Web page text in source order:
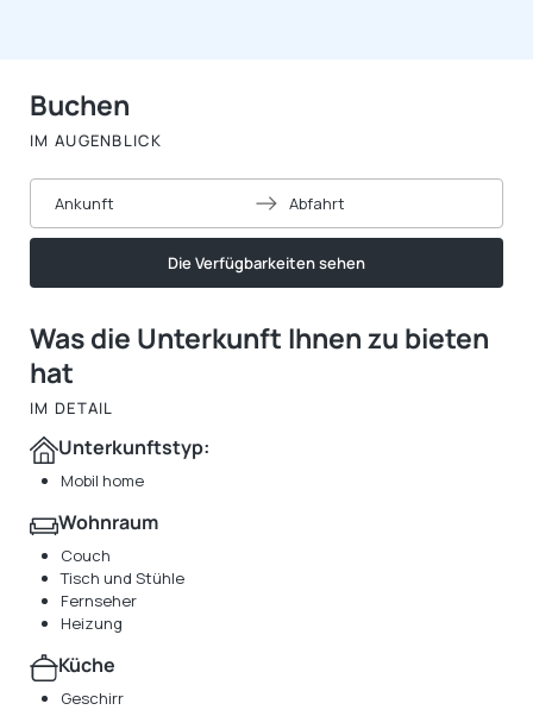
Was die Unterkunft Ihnen zu bieten
hat
IM DETAIL
Unterkunftstyp:
Mobil home
Wohnraum
Couch
Tisch und Stühle
Fernseher
Heizung
Küche
Geschirr
Buchen
IM AUGENBLICK
Ankunft Abfahrt
Die Verfügbarkeiten sehen